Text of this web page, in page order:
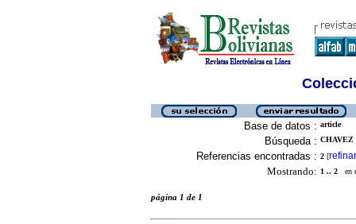
Base de datos : article
Búsqueda : CHAVEZ
Referencias encontradas : 2 [refinar
Mostrando: 1 .. 2 en
página 1 de 1